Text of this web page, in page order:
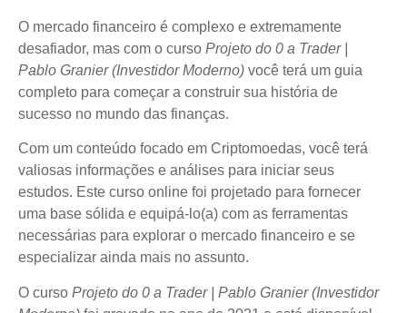
O mercado financeiro é complexo e extremamente
desafiador, mas com o curso Projeto do 0 a Trader |
Pablo Granier (Investidor Moderno) você terá um guia
completo para começar a construir sua história de
sucesso no mundo das finanças.
Com um conteúdo focado em Criptomoedas, você terá
valiosas informações e análises para iniciar seus
estudos. Este curso online foi projetado para fornecer
uma base sólida e equipá-lo(a) com as ferramentas
necessárias para explorar o mercado financeiro e se
especializar ainda mais no assunto.
O curso Projeto do 0 a Trader | Pablo Granier (Investidor